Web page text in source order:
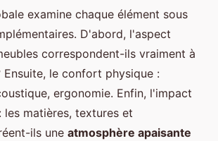
examine chaque élément sous
D'abord, l'aspect
correspondent-ils vraiment à
Ensuite, le confort physique :
ergonomie. Enfin, l'impact
les matières, textures et
ils une atmosphère apaisante